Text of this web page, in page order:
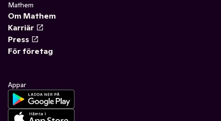
Mathem
Om Mathem
Karriär
Press
För företag
Appar